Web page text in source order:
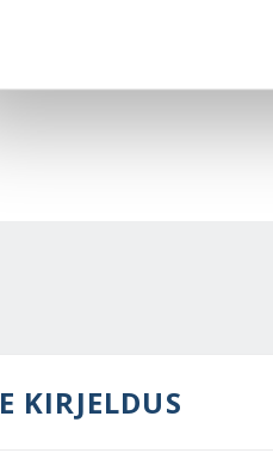
KIRJELDUS